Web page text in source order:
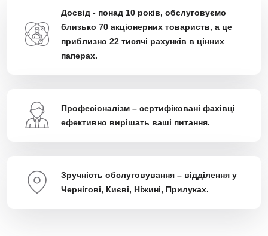
Досвід - понад 10 років, обслуговуємо
близько 70 акціонерних товариств, а це
приблизно 22 тисячі рахунків в цінних
паперах.
Професіоналізм – сертифіковані фахівці
ефективно вирішать ваші питання.
Зручність обслуговування – відділення у
Чернігові, Києві, Ніжині, Прилуках.